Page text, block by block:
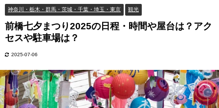
神奈川・栃木・群馬・茨城・千葉・埼玉・東京 観光
前橋七夕まつり2025の日程・時間や屋台は？アク
セスや駐車場は？
2025-07-06